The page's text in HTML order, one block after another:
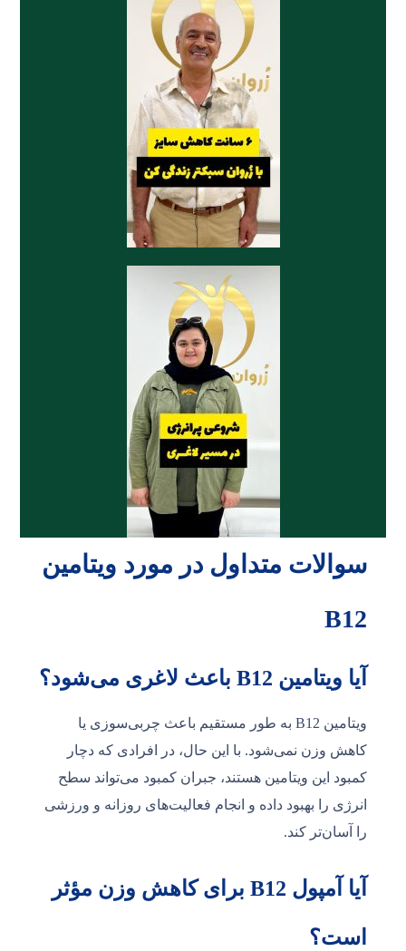
سوالات متداول در مورد ویتامین
B12
آیا ویتامین B12 باعث لاغری می‌شود؟
ویتامین B12 به طور مستقیم باعث چربی‌سوزی یا
کاهش وزن نمی‌شود. با این حال، در افرادی که دچار
کمبود این ویتامین هستند، جبران کمبود می‌تواند سطح
انرژی را بهبود داده و انجام فعالیت‌های روزانه و ورزشی
را آسان‌تر کند.
آیا آمپول B12 برای کاهش وزن مؤثر
است؟